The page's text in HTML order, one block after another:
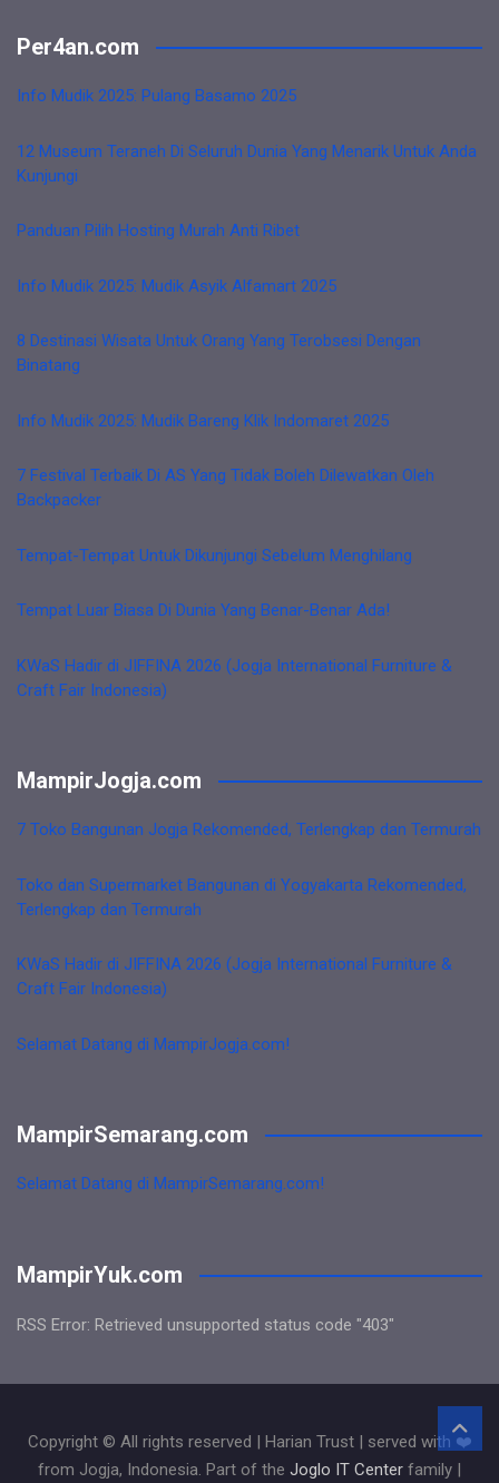
Per4an.com
Info Mudik 2025: Pulang Basamo 2025
12 Museum Teraneh Di Seluruh Dunia Yang Menarik Untuk Anda
Kunjungi
Panduan Pilih Hosting Murah Anti Ribet
Info Mudik 2025: Mudik Asyik Alfamart 2025
8 Destinasi Wisata Untuk Orang Yang Terobsesi Dengan
Binatang
Info Mudik 2025: Mudik Bareng Klik Indomaret 2025
7 Festival Terbaik Di AS Yang Tidak Boleh Dilewatkan Oleh
Backpacker
Tempat-Tempat Untuk Dikunjungi Sebelum Menghilang
Tempat Luar Biasa Di Dunia Yang Benar-Benar Ada!
KWaS Hadir di JIFFINA 2026 (Jogja International Furniture &
Craft Fair Indonesia)
MampirJogja.com
7 Toko Bangunan Jogja Rekomended, Terlengkap dan Termurah
Toko dan Supermarket Bangunan di Yogyakarta Rekomended,
Terlengkap dan Termurah
KWaS Hadir di JIFFINA 2026 (Jogja International Furniture &
Craft Fair Indonesia)
Selamat Datang di MampirJogja.com!
MampirSemarang.com
Selamat Datang di MampirSemarang.com!
MampirYuk.com
RSS Error: Retrieved unsupported status code "403"
Copyright © All rights reserved | Harian Trust | served with ❤️
from Jogja, Indonesia. Part of the Joglo IT Center family |